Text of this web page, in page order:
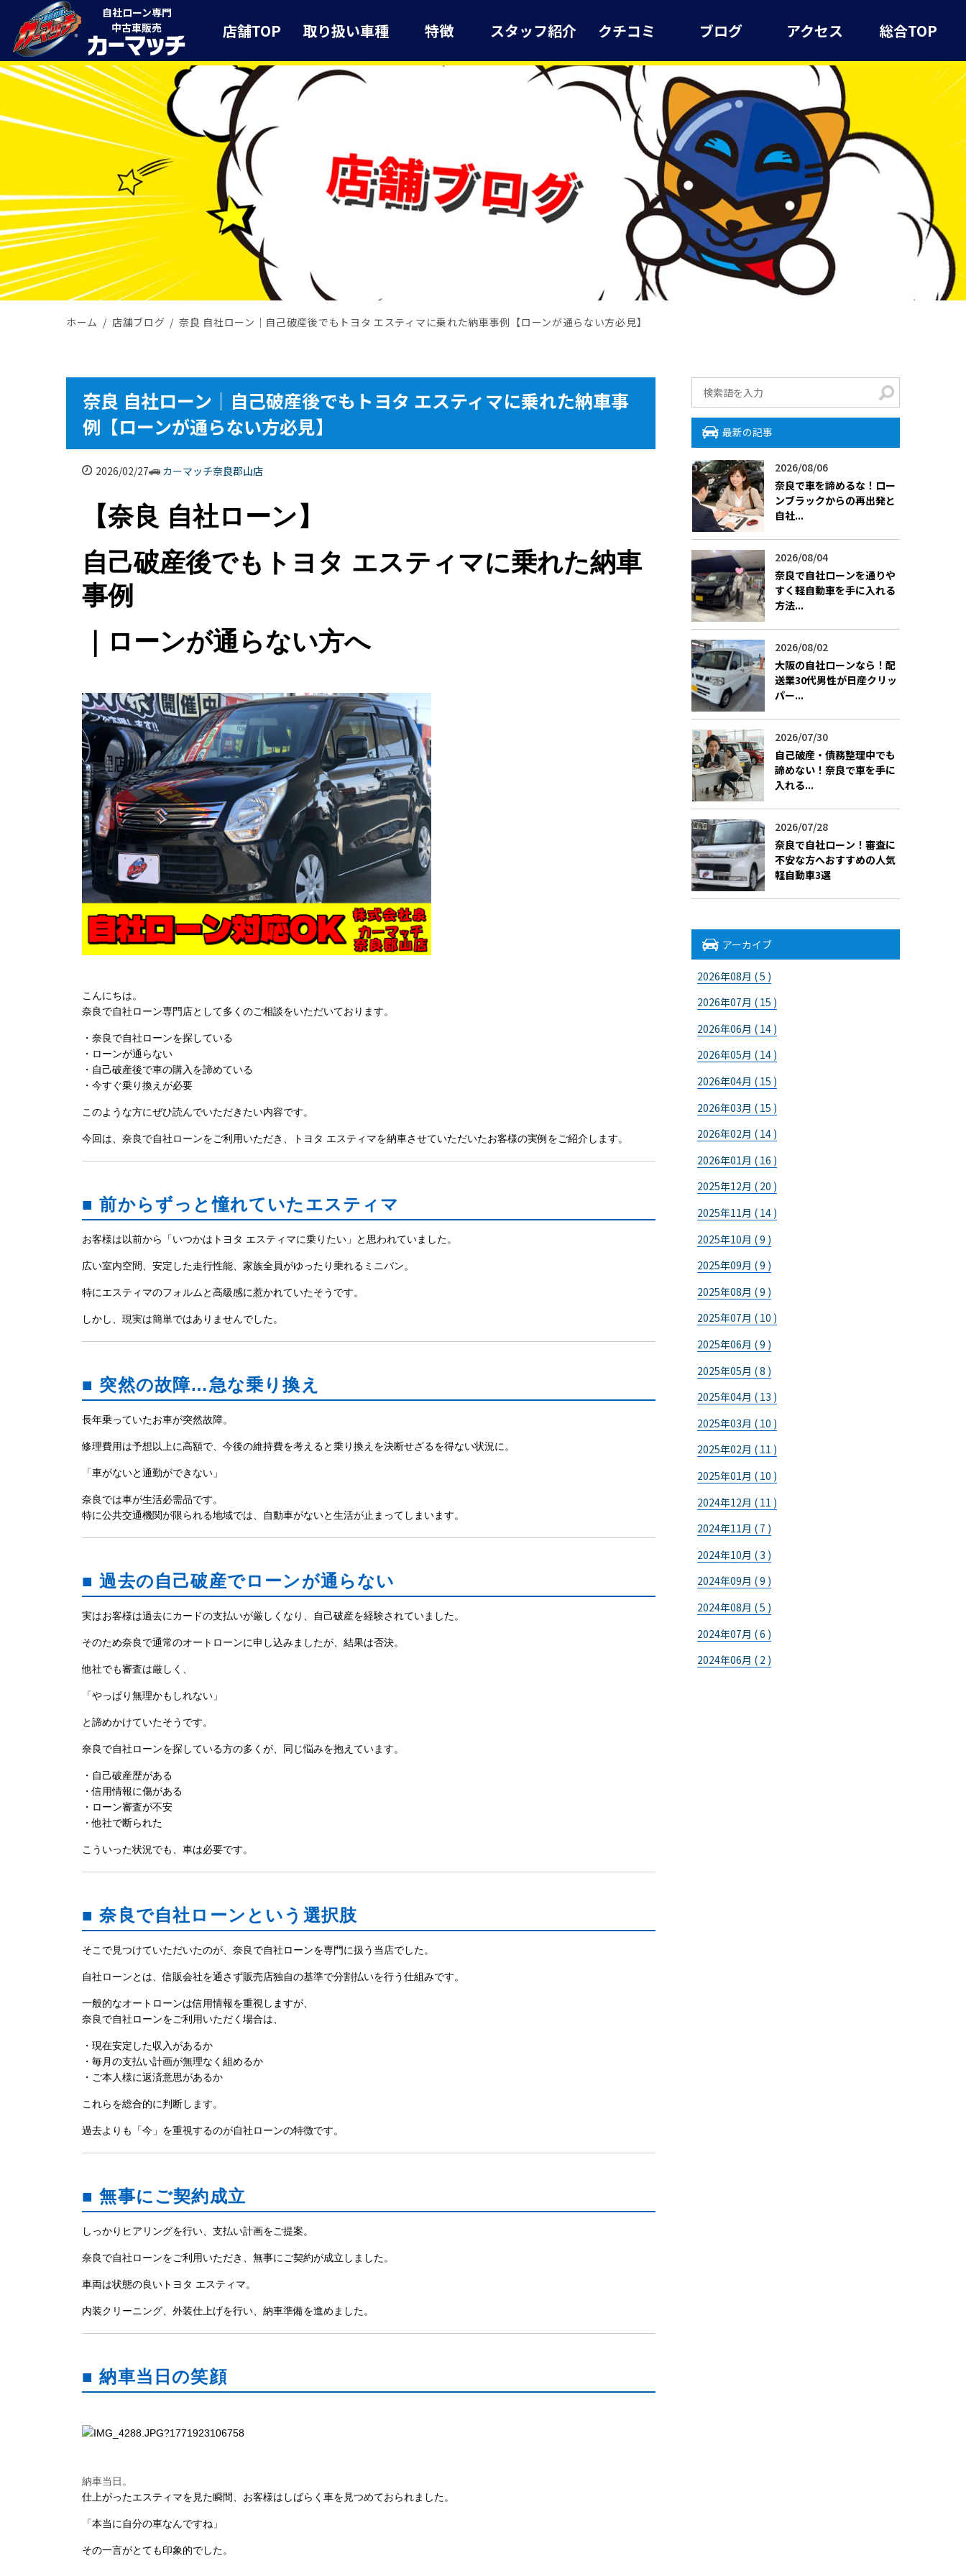
自社ローン専門
中古車販売
店舗TOP 取り扱い車種 特徴 スタッフ紹介 クチコミ ブログ アクセス 総合TOP
ホーム 店舗ブログ 奈良 自社ローン｜自己破産後でもトヨタ エスティマに乗れた納車事例【ローンが通らない方必見】
奈良 自社ローン｜自己破産後でもトヨタ エスティマに乗れた納車事
例【ローンが通らない方必見】
2026/02/27 カーマッチ奈良郡山店
【奈良 自社ローン】
自己破産後でもトヨタ エスティマに乗れた納車
事例
｜ローンが通らない方へ
こんにちは。
奈良で自社ローン専門店として多くのご相談をいただいております。
・奈良で自社ローンを探している
・ローンが通らない
・自己破産後で車の購入を諦めている
・今すぐ乗り換えが必要
このような方にぜひ読んでいただきたい内容です。
今回は、奈良で自社ローンをご利用いただき、トヨタ エスティマを納車させていただいたお客様の実例をご紹介します。
■ 前からずっと憧れていたエスティマ
お客様は以前から「いつかはトヨタ エスティマに乗りたい」と思われていました。
広い室内空間、安定した走行性能、家族全員がゆったり乗れるミニバン。
特にエスティマのフォルムと高級感に惹かれていたそうです。
しかし、現実は簡単ではありませんでした。
■ 突然の故障…急な乗り換え
長年乗っていたお車が突然故障。
修理費用は予想以上に高額で、今後の維持費を考えると乗り換えを決断せざるを得ない状況に。
「車がないと通勤ができない」
奈良では車が生活必需品です。
特に公共交通機関が限られる地域では、自動車がないと生活が止まってしまいます。
■ 過去の自己破産でローンが通らない
実はお客様は過去にカードの支払いが厳しくなり、自己破産を経験されていました。
そのため奈良で通常のオートローンに申し込みましたが、結果は否決。
他社でも審査は厳しく、
「やっぱり無理かもしれない」
と諦めかけていたそうです。
奈良で自社ローンを探している方の多くが、同じ悩みを抱えています。
・自己破産歴がある
・信用情報に傷がある
・ローン審査が不安
・他社で断られた
こういった状況でも、車は必要です。
■ 奈良で自社ローンという選択肢
そこで見つけていただいたのが、奈良で自社ローンを専門に扱う当店でした。
自社ローンとは、信販会社を通さず販売店独自の基準で分割払いを行う仕組みです。
一般的なオートローンは信用情報を重視しますが、
奈良で自社ローンをご利用いただく場合は、
・現在安定した収入があるか
・毎月の支払い計画が無理なく組めるか
・ご本人様に返済意思があるか
これらを総合的に判断します。
過去よりも「今」を重視するのが自社ローンの特徴です。
■ 無事にご契約成立
しっかりヒアリングを行い、支払い計画をご提案。
奈良で自社ローンをご利用いただき、無事にご契約が成立しました。
車両は状態の良いトヨタ エスティマ。
内装クリーニング、外装仕上げを行い、納車準備を進めました。
■ 納車当日の笑顔
納車当日。
仕上がったエスティマを見た瞬間、お客様はしばらく車を見つめておられました。
「本当に自分の車なんですね」
その一言がとても印象的でした。
最新の記事
2026/08/06
​奈良で車を諦めるな！ロー
ンブラックからの再出発と
自社...
2026/08/04
​奈良で自社ローンを通りや
すく軽自動車を手に入れる
方法...
2026/08/02
大阪の自社ローンなら！配
送業30代男性が日産クリッ
パー...
2026/07/30
自己破産・債務整理中でも
諦めない！奈良で車を手に
入れる...
2026/07/28
奈良で自社ローン！審査に
不安な方へおすすめの人気
軽自動車3選
アーカイブ
2026年08月 ( 5 )
2026年07月 ( 15 )
2026年06月 ( 14 )
2026年05月 ( 14 )
2026年04月 ( 15 )
2026年03月 ( 15 )
2026年02月 ( 14 )
2026年01月 ( 16 )
2025年12月 ( 20 )
2025年11月 ( 14 )
2025年10月 ( 9 )
2025年09月 ( 9 )
2025年08月 ( 9 )
2025年07月 ( 10 )
2025年06月 ( 9 )
2025年05月 ( 8 )
2025年04月 ( 13 )
2025年03月 ( 10 )
2025年02月 ( 11 )
2025年01月 ( 10 )
2024年12月 ( 11 )
2024年11月 ( 7 )
2024年10月 ( 3 )
2024年09月 ( 9 )
2024年08月 ( 5 )
2024年07月 ( 6 )
2024年06月 ( 2 )